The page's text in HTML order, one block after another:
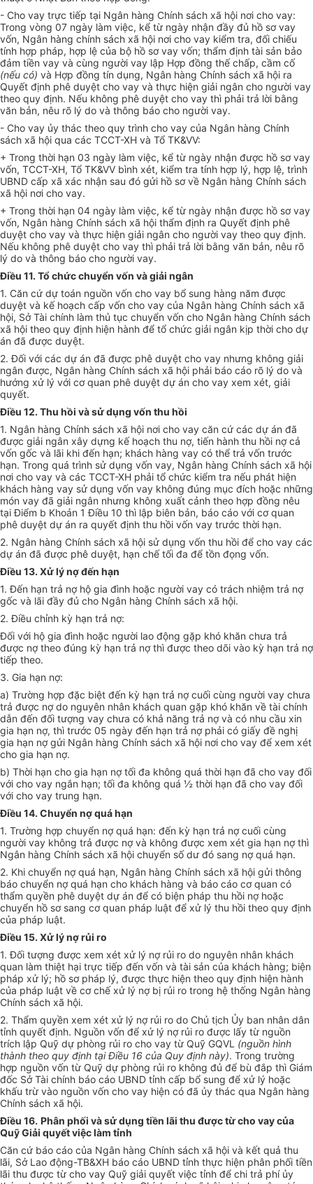
- Cho vay trực tiếp tại Ngân hàng Chính sách xã hội nơi cho vay:
Trong vòng 07 ngày làm việc, kể từ ngày nhận đầy đủ hồ sơ vay
vốn, Ngân hàng chính sách xã hội nơi cho vay kiểm tra, đối chiếu
tính hợp pháp, hợp lệ của bộ hồ sơ vay vốn; thẩm định tài sản bảo
đảm tiền vay và cùng người vay lập Hợp đồng thế chấp, cầm cố
(nếu có) và Hợp đồng tín dụng, Ngân hàng Chính sách xã hội ra
Quyết định phê duyệt cho vay và thực hiện giải ngân cho người vay
theo quy định. Nếu không phê duyệt cho vay thì phải trả lời bằng
văn bản, nêu rõ lý do và thông báo cho người vay.
- Cho vay ủy thác theo quy trình cho vay của Ngân hàng Chính
sách xã hội qua các TCCT-XH và Tổ TK&VV:
+ Trong thời hạn 03 ngày làm việc, kể từ ngày nhận được hồ sơ vay
vốn, TCCT-XH, Tổ TK&VV bình xét, kiểm tra tính hợp lý, hợp lệ, trình
UBND cấp xã xác nhận sau đó gửi hồ sơ về Ngân hàng Chính sách
xã hội nơi cho vay.
+ Trong thời hạn 04 ngày làm việc, kể từ ngày nhận được hồ sơ vay
vốn, Ngân hàng Chính sách xã hội thẩm định ra Quyết định phê
duyệt cho vay và thực hiện giải ngân cho người vay theo quy định.
Nếu không phê duyệt cho vay thì phải trả lời bằng văn bản, nêu rõ
lý do và thông báo cho người vay.
Điều 11. Tổ chức chuyển vốn và giải ngân
1. Căn cứ dự toán nguồn vốn cho vay bổ sung hàng năm được
duyệt và kế hoạch cấp vốn cho vay của Ngân hàng Chính sách xã
hội, Sở Tài chính làm thủ tục chuyển vốn cho Ngân hàng Chính sách
xã hội theo quy định hiện hành để tổ chức giải ngân kịp thời cho dự
án đã được duyệt.
2. Đối với các dự án đã được phê duyệt cho vay nhưng không giải
ngân được, Ngân hàng Chính sách xã hội phải báo cáo rõ lý do và
hướng xử lý với cơ quan phê duyệt dự án cho vay xem xét, giải
quyết.
Điều 12. Thu hồi và sử dụng vốn thu hồi
1. Ngân hàng Chính sách xã hội nơi cho vay căn cứ các dự án đã
được giải ngân xây dựng kế hoạch thu nợ, tiến hành thu hồi nợ cả
vốn gốc và lãi khi đến hạn; khách hàng vay có thể trả vốn trước
hạn. Trong quá trình sử dụng vốn vay, Ngân hàng Chính sách xã hội
nơi cho vay và các TCCT-XH phải tổ chức kiểm tra nếu phát hiện
khách hàng vay sử dụng vốn vay không đúng mục đích hoặc những
món vay đã giải ngân nhưng không xuất cảnh theo hợp đồng nêu
tại Điểm b Khoản 1 Điều 10 thì lập biên bản, báo cáo với cơ quan
phê duyệt dự án ra quyết định thu hồi vốn vay trước thời hạn.
2. Ngân hàng Chính sách xã hội sử dụng vốn thu hồi để cho vay các
dự án đã được phê duyệt, hạn chế tối đa để tồn đọng vốn.
Điều 13. Xử lý nợ đến hạn
1. Đến hạn trả nợ hộ gia đình hoặc người vay có trách nhiệm trả nợ
gốc và lãi đầy đủ cho Ngân hàng Chính sách xã hội.
2. Điều chỉnh kỳ hạn trả nợ:
Đối với hộ gia đình hoặc người lao động gặp khó khăn chưa trả
được nợ theo đúng kỳ hạn trả nợ thì được theo dõi vào kỳ hạn trả nợ
tiếp theo.
3. Gia hạn nợ:
a) Trường hợp đặc biệt đến kỳ hạn trả nợ cuối cùng người vay chưa
trả được nợ do nguyên nhân khách quan gặp khó khăn về tài chính
dẫn đến đối tượng vay chưa có khả năng trả nợ và có nhu cầu xin
gia hạn nợ, thì trước 05 ngày đến hạn trả nợ phải có giấy đề nghị
gia hạn nợ gửi Ngân hàng Chính sách xã hội nơi cho vay để xem xét
cho gia hạn nợ.
b) Thời hạn cho gia hạn nợ tối đa không quá thời hạn đã cho vay đối
với cho vay ngắn hạn; tối đa không quá ½ thời hạn đã cho vay đối
với cho vay trung hạn.
Điều 14. Chuyển nợ quá hạn
1. Trường hợp chuyển nợ quá hạn: đến kỳ hạn trả nợ cuối cùng
người vay không trả được nợ và không được xem xét gia hạn nợ thì
Ngân hàng Chính sách xã hội chuyển số dư đó sang nợ quá hạn.
2. Khi chuyển nợ quá hạn, Ngân hàng Chính sách xã hội gửi thông
báo chuyển nợ quá hạn cho khách hàng và báo cáo cơ quan có
thẩm quyền phê duyệt dự án để có biện pháp thu hồi nợ hoặc
chuyển hồ sơ sang cơ quan pháp luật để xử lý thu hồi theo quy định
của pháp luật.
Điều 15. Xử lý nợ rủi ro
1. Đối tượng được xem xét xử lý nợ rủi ro do nguyên nhân khách
quan làm thiệt hại trực tiếp đến vốn và tài sản của khách hàng; biện
pháp xử lý; hồ sơ pháp lý, được thực hiện theo quy định hiện hành
của pháp luật về cơ chế xử lý nợ bị rủi ro trong hệ thống Ngân hàng
Chính sách xã hội.
2. Thẩm quyền xem xét xử lý nợ rủi ro do Chủ tịch Ủy ban nhân dân
tỉnh quyết định. Nguồn vốn để xử lý nợ rủi ro được lấy từ nguồn
trích lập Quỹ dự phòng rủi ro cho vay từ Quỹ GQVL (nguồn hình
thành theo quy định tại Điều 16 của Quy định này). Trong trường
hợp nguồn vốn từ Quỹ dự phòng rủi ro không đủ để bù đắp thì Giám
đốc Sở Tài chính báo cáo UBND tỉnh cấp bổ sung để xử lý hoặc
khấu trừ vào nguồn vốn cho vay hiện có đã ủy thác qua Ngân hàng
Chính sách xã hội.
Điều 16. Phân phối và sử dụng tiền lãi thu được từ cho vay của
Quỹ Giải quyết việc làm tỉnh
Căn cứ báo cáo của Ngân hàng Chính sách xã hội và kết quả thu
lãi, Sở Lao động-TB&XH báo cáo UBND tỉnh thực hiện phân phối tiền
lãi thu được từ cho vay Quỹ giải quyết việc tỉnh để chi trả phí ủy